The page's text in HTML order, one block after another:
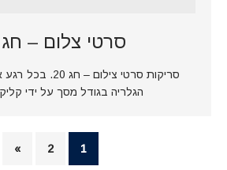
סרטי צלום – חג
סריקות סרטי צילום
הגלריה בגודל מסך על ידי
1
2
»